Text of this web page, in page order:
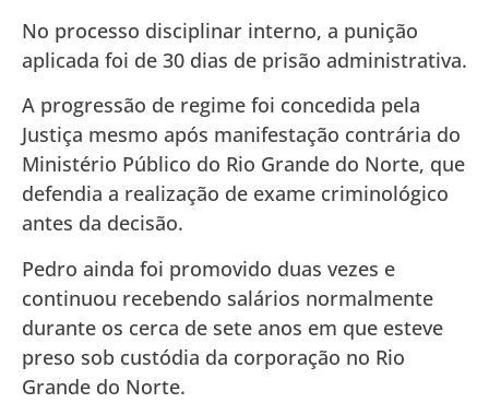
No processo disciplinar interno, a punição
aplicada foi de 30 dias de prisão administrativa.
A progressão de regime foi concedida pela
Justiça mesmo após manifestação contrária do
Ministério Público do Rio Grande do Norte, que
defendia a realização de exame criminológico
antes da decisão.
Pedro ainda foi promovido duas vezes e
continuou recebendo salários normalmente
durante os cerca de sete anos em que esteve
preso sob custódia da corporação no Rio
Grande do Norte.